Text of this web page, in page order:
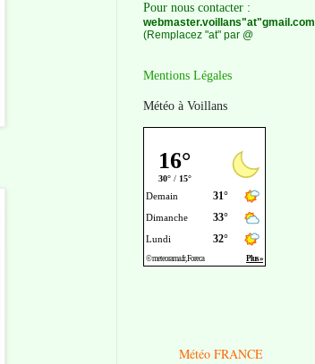
Pour nous contacter :
webmaster.voillans"at"gmail.com
(Remplacez "at" par @
Mentions Légales
Météo à Voillans
Météo FRANCE